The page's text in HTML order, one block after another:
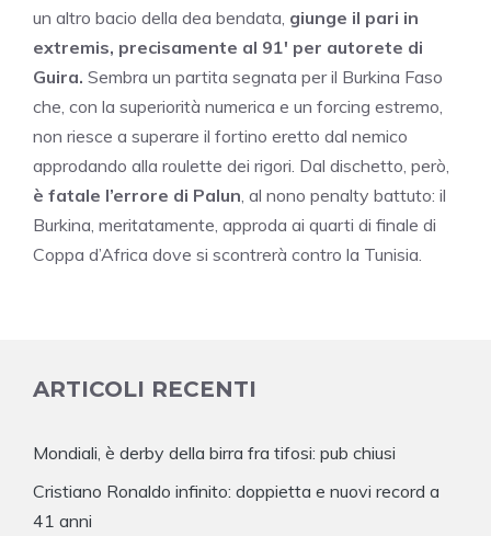
un altro bacio della dea bendata, giunge il pari in
extremis, precisamente al 91′ per autorete di
Guira. Sembra un partita segnata per il Burkina Faso
che, con la superiorità numerica e un forcing estremo,
non riesce a superare il fortino eretto dal nemico
approdando alla roulette dei rigori. Dal dischetto, però,
è fatale l’errore di Palun , al nono penalty battuto: il
Burkina, meritatamente, approda ai quarti di finale di
Coppa d’Africa dove si scontrerà contro la Tunisia.
ARTICOLI RECENTI
Mondiali, è derby della birra fra tifosi: pub chiusi
Cristiano Ronaldo infinito: doppietta e nuovi record a
41 anni